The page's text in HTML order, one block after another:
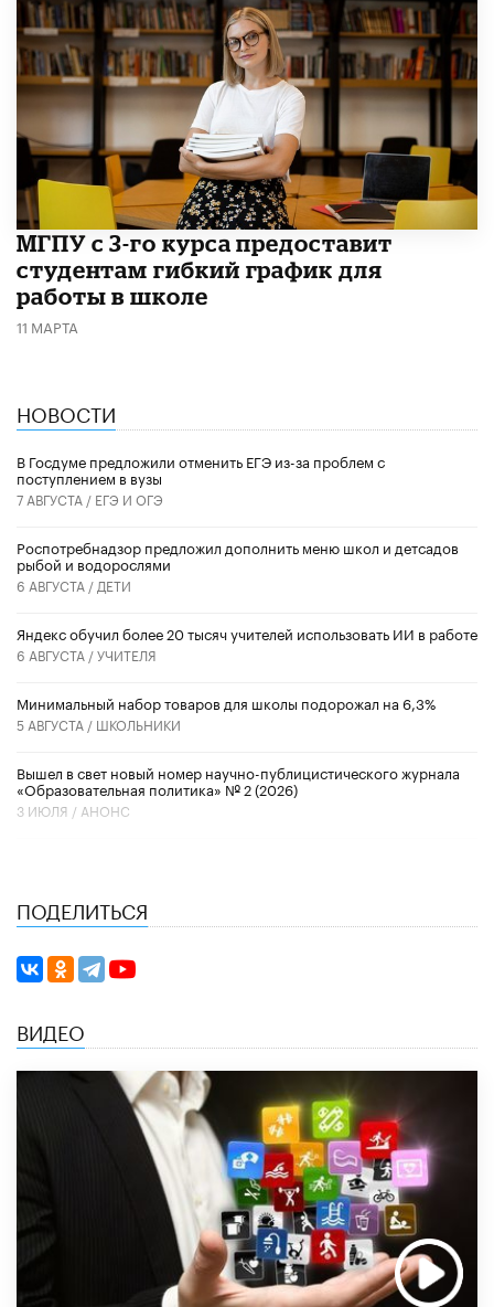
МГПУ с 3-го курса предоставит
студентам гибкий график для
работы в школе
11 МАРТА
НОВОСТИ
В Госдуме предложили отменить ЕГЭ из-за проблем с
поступлением в вузы
7 АВГУСТА / ЕГЭ И ОГЭ
Роспотребнадзор предложил дополнить меню школ и детсадов
рыбой и водорослями
6 АВГУСТА / ДЕТИ
​Яндекс обучил более 20 тысяч учителей использовать ИИ в работе
6 АВГУСТА /УЧИТЕЛЯ
Минимальный набор товаров для школы подорожал на 6,3%
5 АВГУСТА / ШКОЛЬНИКИ
Вышел в свет новый номер научно-публицистического журнала
«Образовательная политика» № 2 (2026)
3 ИЮЛЯ / АНОНС
ПОДЕЛИТЬСЯ
ВИДЕО